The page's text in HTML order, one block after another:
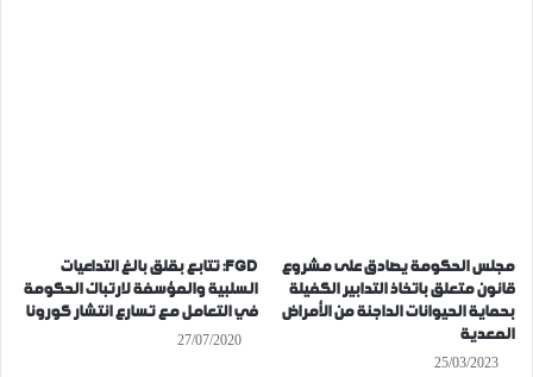
مجلس الحكومة يصادق على مشروع
قانون متعلق باتخاذ التدابير الكفيلة
بحماية الحيوانات الداجنة من الأمراض
المعدية
25/03/2023
FGD: تتابع بقلق بالغ التداعيات
السلبية والمؤسفة لارتباك الحكومة
في التعامل مع تسارع انتشار كورونا
27/07/2020